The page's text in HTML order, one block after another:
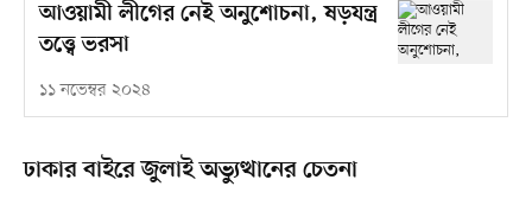
আওয়ামী লীগের নেই অনুশোচনা, ষড়যন্ত্র
তত্ত্বে ভরসা
১১ নভেম্বর ২০২৪
ঢাকার বাইরে জুলাই অভ্যুত্থানের চেতনা